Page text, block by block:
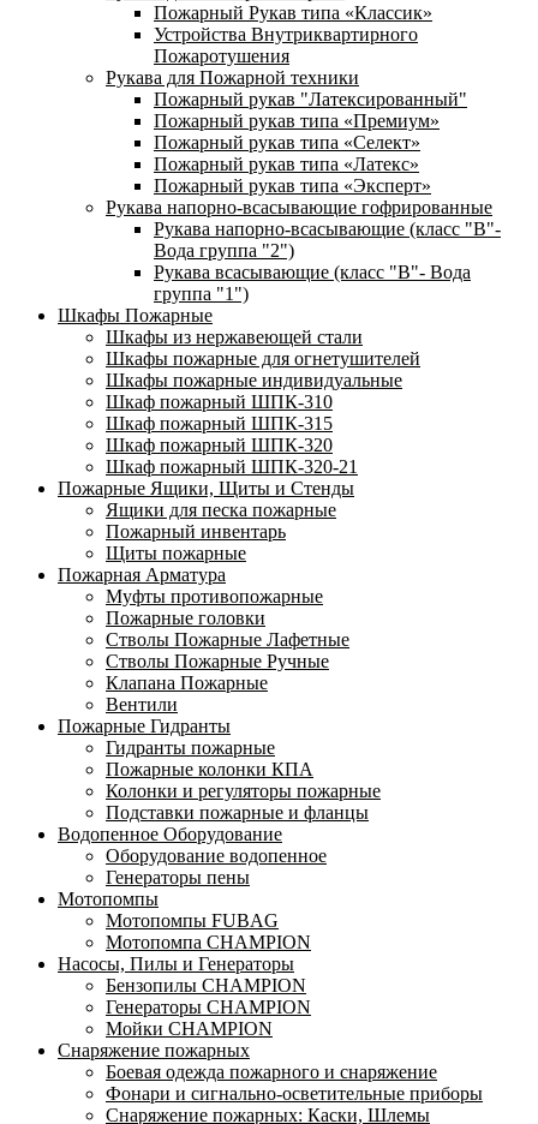
Пожарный Рукав типа «Классик»
Устройства Внутриквартирного
Пожаротушения
Рукава для Пожарной техники
Пожарный рукав "Латексированный"
Пожарный рукав типа «Премиум»
Пожарный рукав типа «Селект»
Пожарный рукав типа «Латекс»
Пожарный рукав типа «Эксперт»
Рукава напорно-всасывающие гофрированные
Рукава напорно-всасывающие (класс "В"-
Вода группа "2")
Рукава всасывающие (класс "В"- Вода
группа "1")
Шкафы Пожарные
Шкафы из нержавеющей стали
Шкафы пожарные для огнетушителей
Шкафы пожарные индивидуальные
Шкаф пожарный ШПК-310
Шкаф пожарный ШПК-315
Шкаф пожарный ШПК-320
Шкаф пожарный ШПК-320-21
Пожарные Ящики, Щиты и Стенды
Ящики для песка пожарные
Пожарный инвентарь
Щиты пожарные
Пожарная Арматура
Муфты противопожарные
Пожарные головки
Стволы Пожарные Лафетные
Стволы Пожарные Ручные
Клапана Пожарные
Вентили
Пожарные Гидранты
Гидранты пожарные
Пожарные колонки КПА
Колонки и регуляторы пожарные
Подставки пожарные и фланцы
Водопенное Оборудование
Оборудование водопенное
Генераторы пены
Мотопомпы
Мотопомпы FUBAG
Мотопомпа CHAMPION
Насосы, Пилы и Генераторы
Бензопилы CHAMPION
Генераторы CHAMPION
Мойки CHAMPION
Снаряжение пожарных
Боевая одежда пожарного и снаряжение
Фонари и сигнально-осветительные приборы
Снаряжение пожарных: Каски, Шлемы